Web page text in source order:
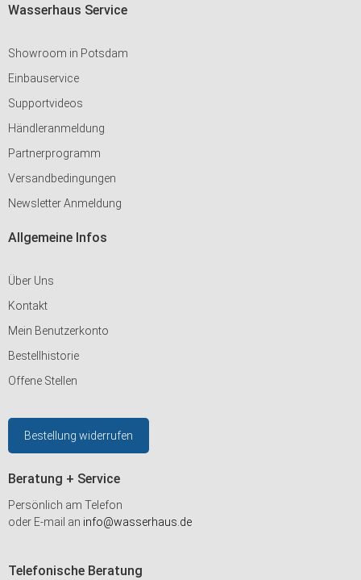
Wasserhaus Service
Showroom in Potsdam
Einbauservice
Supportvideos
Händleranmeldung
Partnerprogramm
Versandbedingungen
Newsletter Anmeldung
Allgemeine Infos
Über Uns
Kontakt
Mein Benutzerkonto
Bestellhistorie
Offene Stellen
Bestellung widerrufen
Beratung + Service
Persönlich am Telefon
oder E-mail an info@wasserhaus.de
Telefonische Beratung